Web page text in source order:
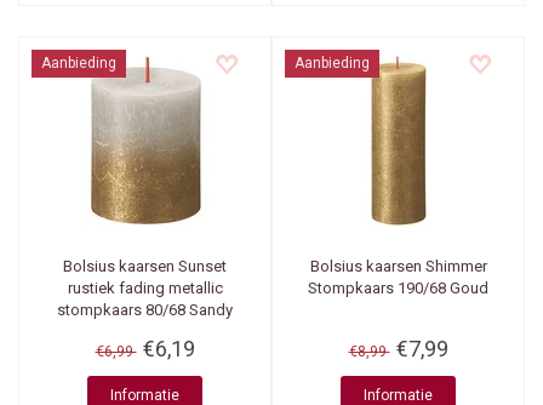
Aanbieding
Bolsius kaarsen Sunset
rustiek fading metallic
stompkaars 80/68 Sandy
€6,99 €6,19
Informatie
Aanbieding
Bolsius kaarsen Shimmer
Stompkaars 190/68 Goud
€8,99 €7,99
Informatie